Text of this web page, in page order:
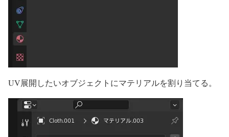
UV展開したいオブジェクトにマテリアルを割り当てる。